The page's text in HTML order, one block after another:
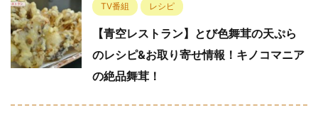
TV番組 レシピ
【青空レストラン】とび色舞茸の天ぷら
のレシピ&お取り寄せ情報！キノコマニア
の絶品舞茸！